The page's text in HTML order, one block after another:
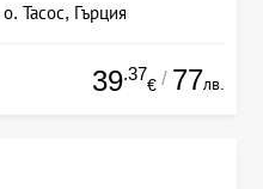
Тасос, Гърция
39.37
€ / 77лв.